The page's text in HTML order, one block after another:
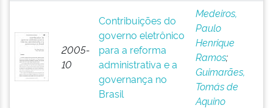
2005-
10
Contribuições do
governo eletrônico
para a reforma
administrativa e a
governança no
Brasil
Medeiros,
Paulo
Henrique
Ramos;
Guimarães,
Tomás de
Aquino